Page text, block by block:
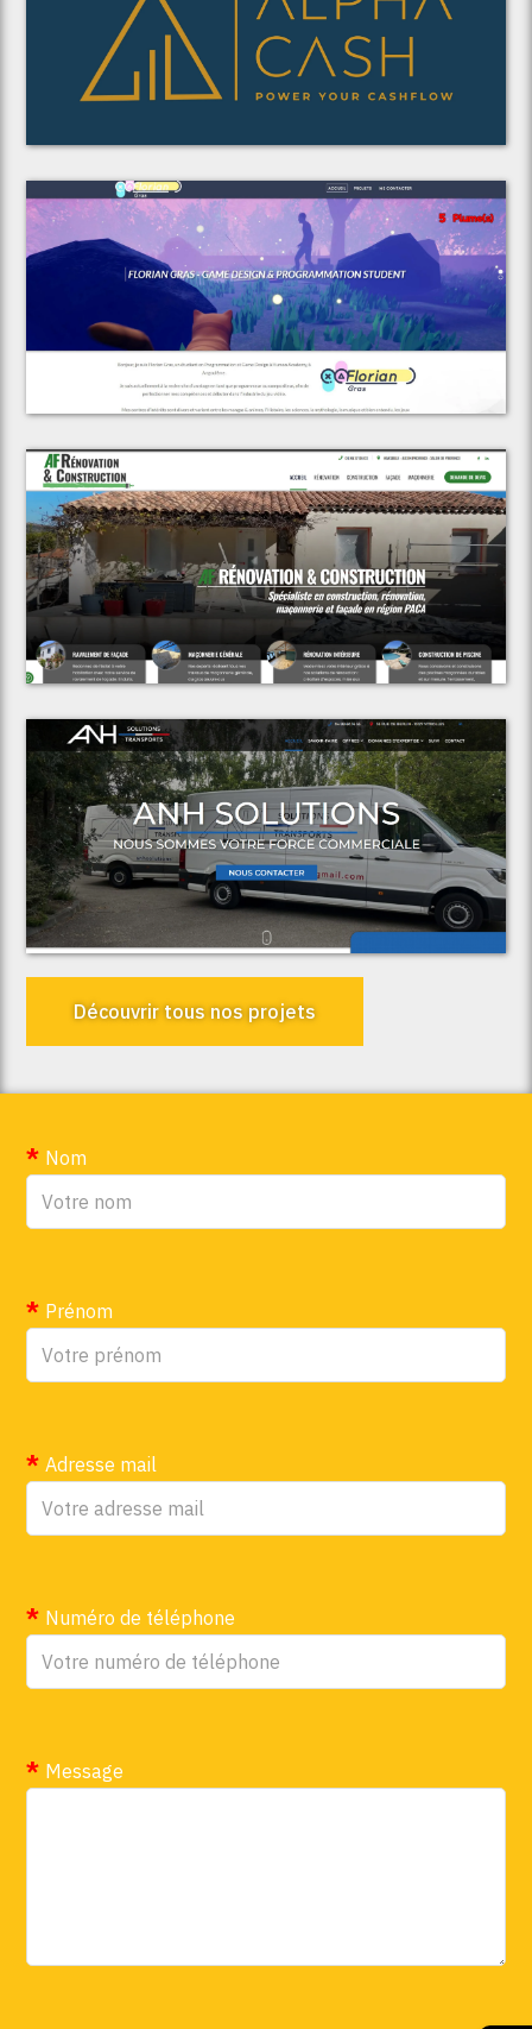
Voir le projet
Alpha Cash Consulting
Voir le projet
Florian Gras
Voir le projet
AF Rénovation & Construction
Voir le projet
ANH Solutions
Découvrir tous nos projets
Nom
Prénom
Adresse mail
Numéro de téléphone
Message